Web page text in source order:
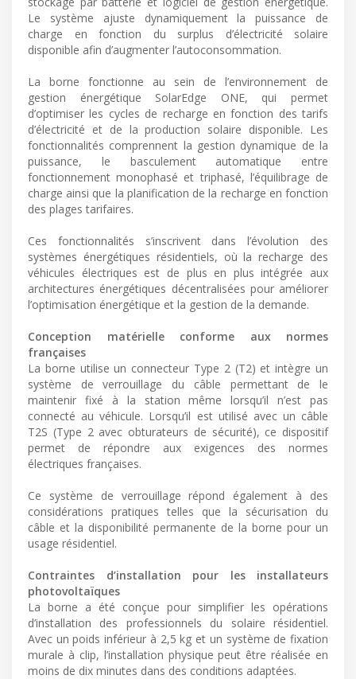
Le système ajuste dynamiquement la puissance de
charge en fonction du surplus d’électricité solaire
disponible afin d’augmenter l’autoconsommation.
La borne fonctionne au sein de l’environnement de
gestion énergétique SolarEdge ONE, qui permet
d’optimiser les cycles de recharge en fonction des tarifs
d’électricité et de la production solaire disponible. Les
fonctionnalités comprennent la gestion dynamique de la
puissance, le basculement automatique entre
fonctionnement monophasé et triphasé, l’équilibrage de
charge ainsi que la planification de la recharge en fonction
des plages tarifaires.
Ces fonctionnalités s’inscrivent dans l’évolution des
systèmes énergétiques résidentiels, où la recharge des
véhicules électriques est de plus en plus intégrée aux
architectures énergétiques décentralisées pour améliorer
l’optimisation énergétique et la gestion de la demande.
Conception matérielle conforme aux normes
françaises
La borne utilise un connecteur Type 2 (T2) et intègre un
système de verrouillage du câble permettant de le
maintenir fixé à la station même lorsqu’il n’est pas
connecté au véhicule. Lorsqu’il est utilisé avec un câble
T2S (Type 2 avec obturateurs de sécurité), ce dispositif
permet de répondre aux exigences des normes
électriques françaises.
Ce système de verrouillage répond également à des
considérations pratiques telles que la sécurisation du
câble et la disponibilité permanente de la borne pour un
usage résidentiel.
Contraintes d’installation pour les installateurs
photovoltaïques
La borne a été conçue pour simplifier les opérations
d’installation des professionnels du solaire résidentiel.
Avec un poids inférieur à 2,5 kg et un système de fixation
murale à clip, l’installation physique peut être réalisée en
moins de dix minutes dans des conditions adaptées.